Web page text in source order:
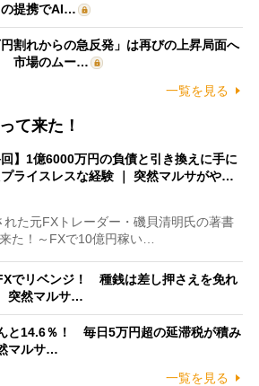
提携でAI…
割れからの急反発」は再びの上昇局面へ
市場のムー…
一覧を見る
て来た！
回】1億6000万円の負債と引き換えに手に
プライスレスな経験 ｜ 突然マルサがや…
た元FXトレーダー・磯貝清明氏の著書
た！～FXで10億円稼い…
でリベンジ！ 種銭は差し押さえを免れ
突然マルサ…
と14.6％！ 毎日5万円超の延滞税が積み
マルサ…
一覧を見る